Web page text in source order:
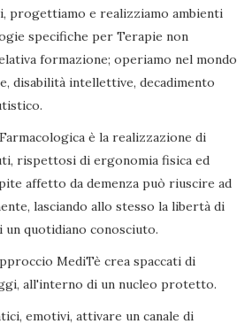
progettiamo e realizziamo ambienti
specifiche per Terapie non
formazione; operiamo nel mondo
disabilità intellettive, decadimento
è la realizzazione di
rispettosi di ergonomia fisica ed
affetto da demenza può riuscire ad
lasciando allo stesso la libertà di
quotidiano conosciuto.
MediTè crea spaccati di
all'interno di un nucleo protetto.
emotivi, attivare un canale di